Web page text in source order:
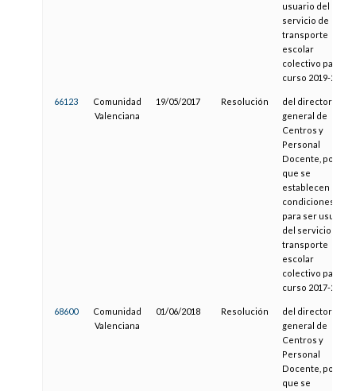
usuario del
servicio de
transporte
escolar
colectivo para el
curso 2019-2020
66123
Comunidad
Valenciana
19/05/2017 Resolución
del director
general de
Centros y
Personal
Docente, por la
que se
establecen las
condiciones
para ser usuario
del servicio de
transporte
escolar
colectivo para el
curso 2017-2018
68600
Comunidad
Valenciana
01/06/2018 Resolución
del director
general de
Centros y
Personal
Docente, por la
que se